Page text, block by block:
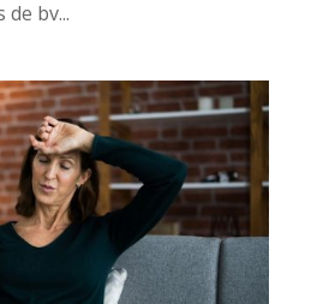
bv...